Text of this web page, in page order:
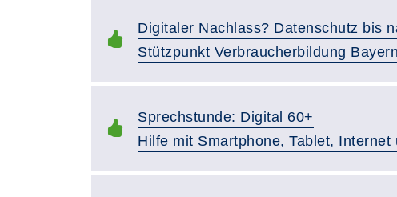
Digitaler Nachlass? Datenschutz bis
Stützpunkt Verbraucherbildung Bayern
Sprechstunde: Digital 60+
Hilfe mit Smartphone, Tablet, Internet